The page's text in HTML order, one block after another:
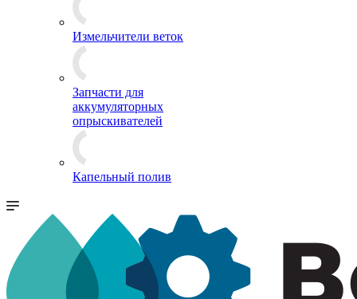
Измельчители веток
Запчасти для
аккумуляторных
опрыскивателей
Капельный полив